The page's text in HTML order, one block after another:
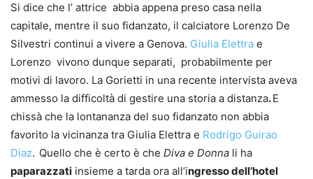
Si dice che l’ attrice abbia appena preso casa nella
capitale, mentre il suo fidanzato, il calciatore Lorenzo De
Silvestri continui a vivere a Genova. Giulia Elettra e
Lorenzo vivono dunque separati, probabilmente per
motivi di lavoro. La Gorietti in una recente intervista aveva
ammesso la difficoltà di gestire una storia a distanza.E
chissà che la lontananza del suo fidanzato non abbia
favorito la vicinanza tra Giulia Elettra e Rodrigo Guirao
Diaz. Quello che è certo è che Diva e Donna li ha
paparazzati insieme a tarda ora all’ingresso dell’hotel